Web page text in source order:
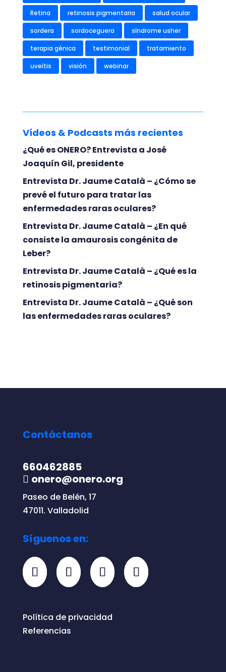
Retina retinosis pigmentaria salud ocular
sordera sordoceguera síndrome usher
terapia génica testimonial tratamiento
uveítis visión webinar
Vídeos & Podcasts más recientes
¿Qué es ONERO? Entrevista a José
Joaquín Gil, presidente
Entrevista Dr. Jaume Català – ¿Cómo se
prevé el futuro para tratar las
enfermedades raras oculares?
Entrevista Dr. Jaume Català – ¿En qué
consiste la amaurosis congénita de
Leber?
Entrevista Dr. Jaume Català – ¿Qué es la
retinosis pigmentaria?
Entrevista Dr. Jaume Català – ¿Qué son
las enfermedades raras oculares?
Contáctanos
660462885
onero@onero.org
Paseo de Belén, 17
47011. Valladolid
Síguenos en:
Política de privacidad
Referencias